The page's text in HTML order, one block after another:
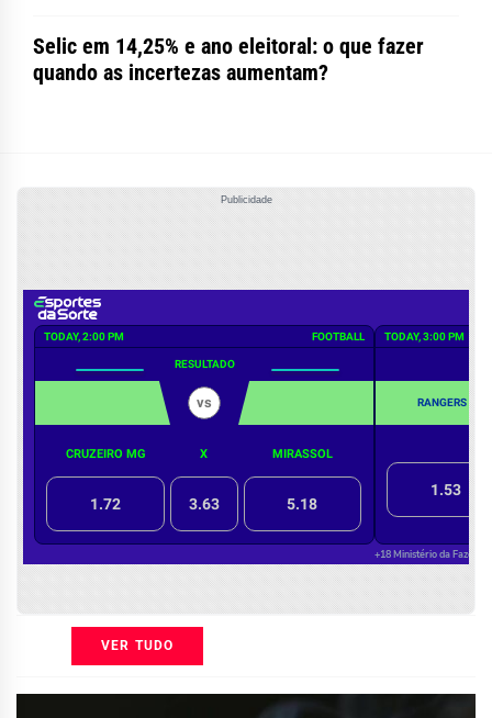
Selic em 14,25% e ano eleitoral: o que fazer
quando as incertezas aumentam?
Publicidade
VER TUDO